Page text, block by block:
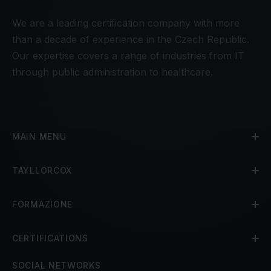
We are a leading certification company with more
than a decade of experience in the Czech Republic.
Our expertise covers a range of industries from IT
through public administration to healthcare.
MAIN MENU
TAYLLORCOX
FORMAZIONE
CERTIFICATIONS
SOCIAL NETWORKS